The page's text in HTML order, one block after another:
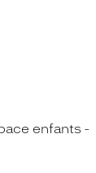
enfants